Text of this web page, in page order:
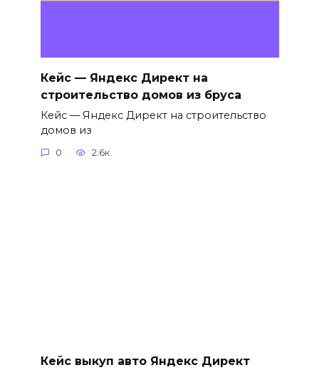
Кейс — Яндекс Директ на
строительство домов из бруса
Кейс — Яндекс Директ на строительство
домов из
0 2.6к.
Кейс выкуп авто Яндекс Директ